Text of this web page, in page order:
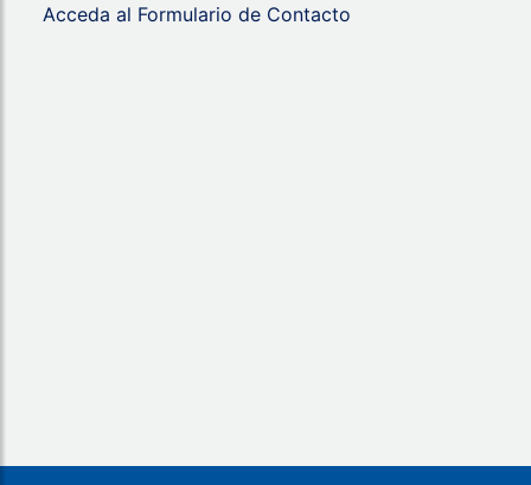
Acceda al Formulario de Contacto